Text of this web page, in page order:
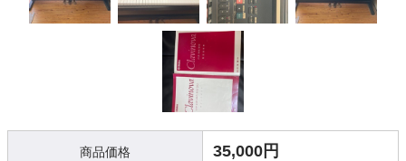
商品価格 35,000円